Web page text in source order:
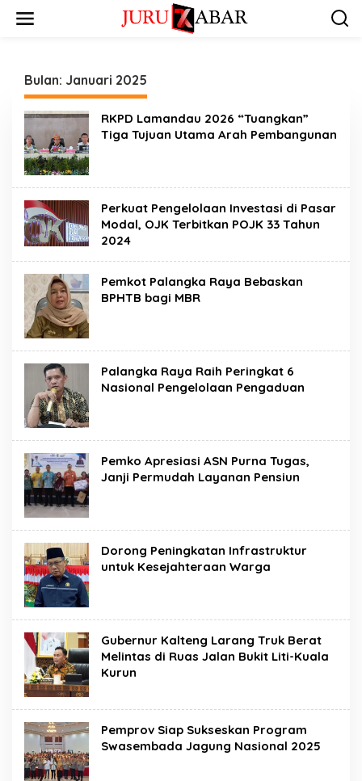
Bulan: Januari 2025
RKPD Lamandau 2026 “Tuangkan”
Tiga Tujuan Utama Arah Pembangunan
Perkuat Pengelolaan Investasi di Pasar
Modal, OJK Terbitkan POJK 33 Tahun
2024
Pemkot Palangka Raya Bebaskan
BPHTB bagi MBR
Palangka Raya Raih Peringkat 6
Nasional Pengelolaan Pengaduan
Pemko Apresiasi ASN Purna Tugas,
Janji Permudah Layanan Pensiun
Dorong Peningkatan Infrastruktur
untuk Kesejahteraan Warga
Gubernur Kalteng Larang Truk Berat
Melintas di Ruas Jalan Bukit Liti-Kuala
Kurun
Pemprov Siap Sukseskan Program
Swasembada Jagung Nasional 2025